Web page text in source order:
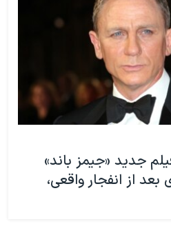
جدید «جیمز باند»
از انفجار واقعی،